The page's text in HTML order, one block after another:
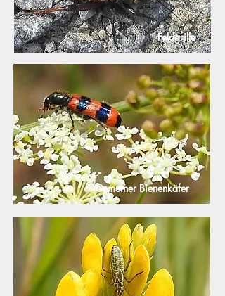
Feldgrille
Gemeiner Bienenkäfer